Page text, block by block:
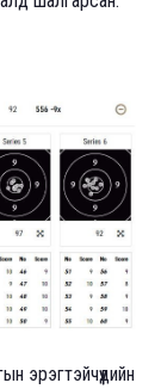
эрэгтэйчүүдийн